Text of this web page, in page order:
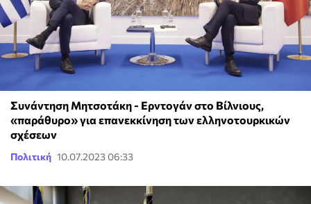
Συνάντηση Μητσοτάκη - Ερντογάν στο Βίλνιους,
«παράθυρο» για επανεκκίνηση των ελληνοτουρκικών
σχέσεων
Πολιτική 10.07.2023 06:33